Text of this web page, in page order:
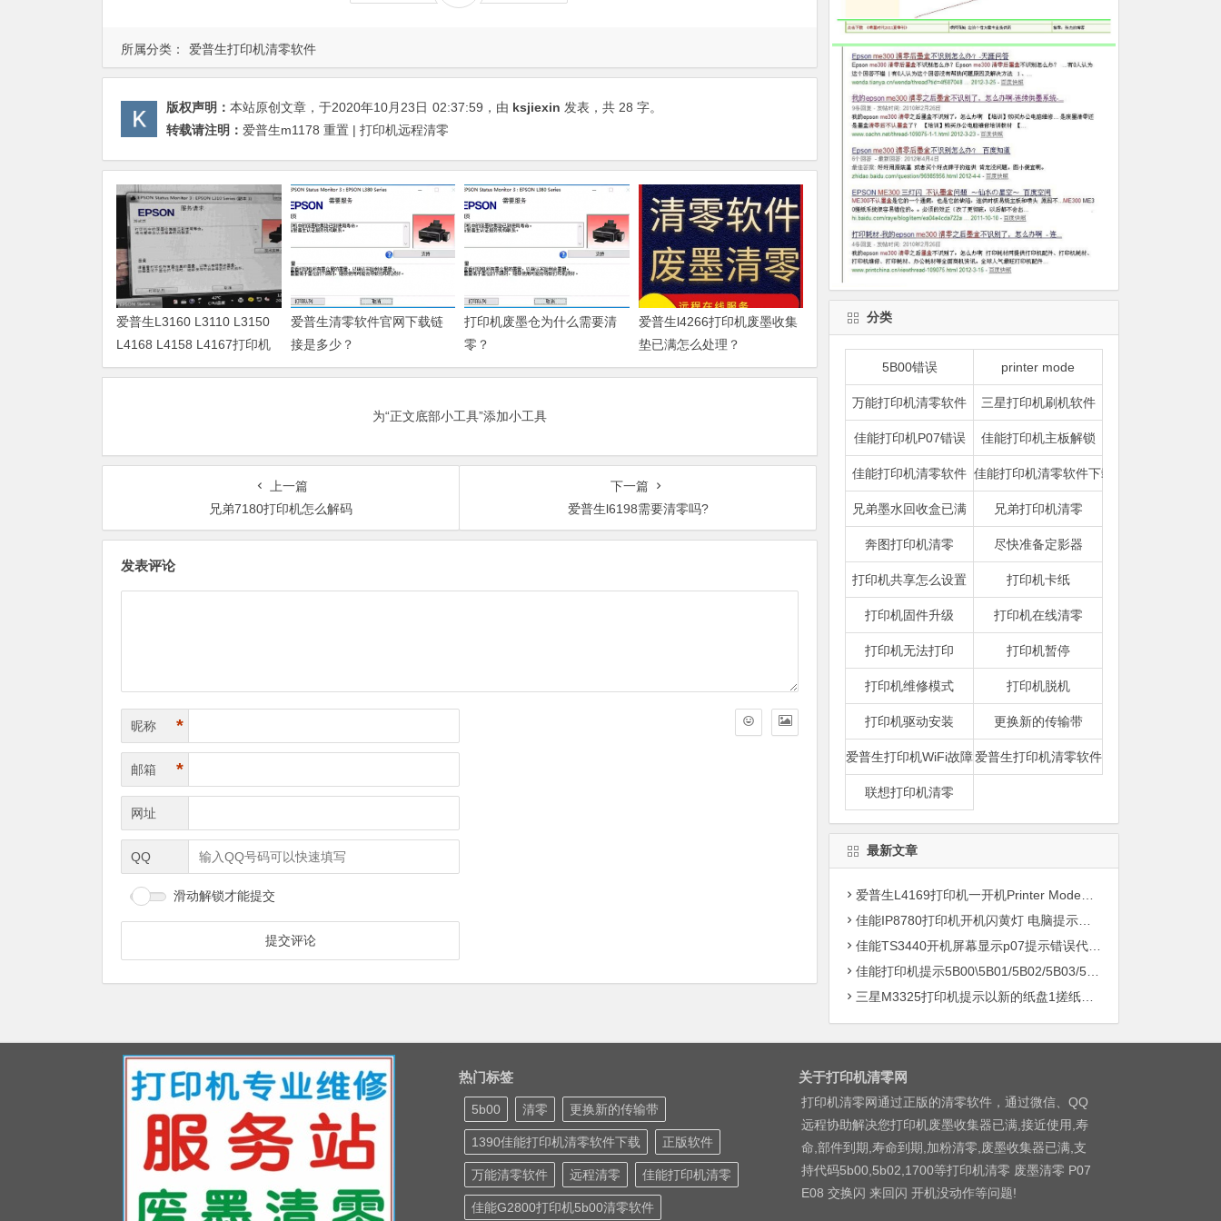
所属分类： 爱普生打印机清零软件
版权声明： 本站原创文章，于2020年10月23日 02:37:59 ，由 ksjiexin 发表，共 28 字。
转载请注明： 爱普生m1178 重置 | 打印机远程清零
爱普生L3160 L3110 L3150
L4168 L4158 L4167打印机
废墨清零软件
爱普生清零软件官网下载链
接是多少？
打印机废墨仓为什么需要清
零？
爱普生l4266打印机废墨收集
垫已满怎么处理？
为“正文底部小工具”添加小工具
上一篇
兄弟7180打印机怎么解码
下一篇
爱普生l6198需要清零吗?
发表评论
昵称 *
邮箱 *
网址
QQ
滑动解锁才能提交
分类
5B00错误 printer mode
万能打印机清零软件 三星打印机刷机软件
佳能打印机P07错误 佳能打印机主板解锁
佳能打印机清零软件 佳能打印机清零软件下载
兄弟墨水回收盒已满 兄弟打印机清零
奔图打印机清零 尽快准备定影器
打印机共享怎么设置 打印机卡纸
打印机固件升级 打印机在线清零
打印机无法打印 打印机暂停
打印机维修模式 打印机脱机
打印机驱动安装 更换新的传输带
爱普生打印机WiFi故障爱普生打印机清零软件
联想打印机清零
最新文章
爱普生L4169打印机一开机Printer Mode故障主板维修
佳能IP8780打印机开机闪黄灯 电脑提示错误5B00快速解决方案清零
佳能TS3440开机屏幕显示p07提示错误代码5B00快速解决方案 清零
佳能打印机提示5B00\5B01/5B02/5B03/5B04/5B11/5B12/5B13/5B14/1700/1702/1703/1704
三星M3325打印机提示以新的纸盘1搓纸轮进行更换
热门标签
5b00 清零 更换新的传输带
1390佳能打印机清零软件下载 正版软件
万能清零软件 远程清零 佳能打印机清零
佳能G2800打印机5b00清零软件
关于打印机清零网
打印机清零网通过正版的清零软件，通过微信、QQ
远程协助解决您打印机废墨收集器已满,接近使用,寿
命,部件到期,寿命到期,加粉清零,废墨收集器已满,支
持代码5b00,5b02,1700等打印机清零 废墨清零 P07
E08 交换闪 来回闪 开机没动作等问题!